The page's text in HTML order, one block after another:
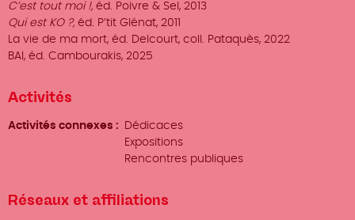
C’est tout moi !, éd. Poivre & Sel, 2013
Qui est KO ?, éd. P’tit Glénat, 2011
La vie de ma mort, éd. Delcourt, coll. Pataquès, 2022
BAI, éd. Cambourakis, 2025
Activités
Activités connexes
Dédicaces
Expositions
Rencontres publiques
Réseaux et affiliations